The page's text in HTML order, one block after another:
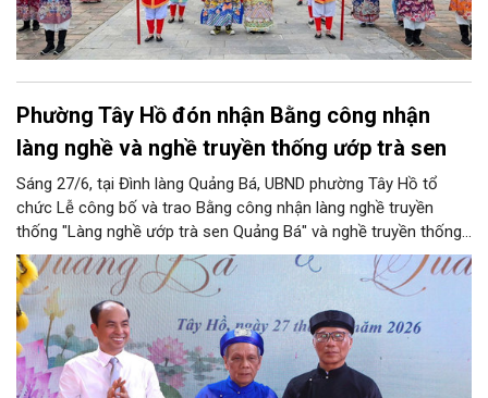
Phường Tây Hồ đón nhận Bằng công nhận
làng nghề và nghề truyền thống ướp trà sen
Sáng 27/6, tại Đình làng Quảng Bá, UBND phường Tây Hồ tổ
chức Lễ công bố và trao Bằng công nhận làng nghề truyền
thống "Làng nghề ướp trà sen Quảng Bá" và nghề truyền thống
"Nghề ướp trà sen Quảng An", gắn với các hoạt động quảng bá
văn hóa, du lịch hồ Tây năm 2026.